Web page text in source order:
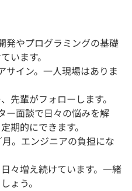
発やプログラミングの基礎
います。
サイン。一人現場はありま
先輩がフォローします。
ー面談で日々の悩みを解
期的にできます。
。エンジニアの負担にな
々増え続けています。一緒
ょう。